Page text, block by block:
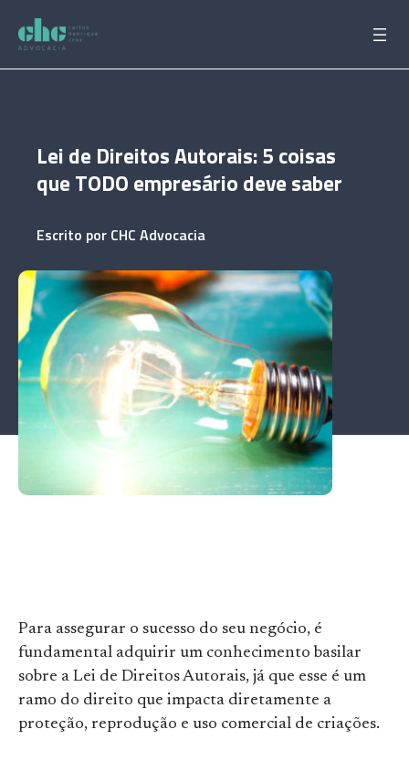
para
conteúdo
Lei de Direitos Autorais: 5 coisas
que TODO empresário deve saber
Escrito por CHC Advocacia
Para assegurar o sucesso do seu negócio, é
fundamental adquirir um conhecimento basilar
sobre a Lei de Direitos Autorais, já que esse é um
ramo do direito que impacta diretamente a
proteção, reprodução e uso comercial de criações.